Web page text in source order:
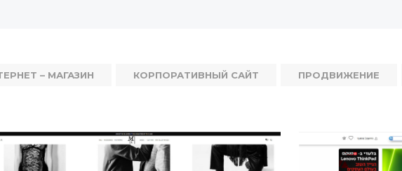
– МАГАЗИН КОРПОРАТИВНЫЙ САЙТ ПРОДВИЖЕНИЕ